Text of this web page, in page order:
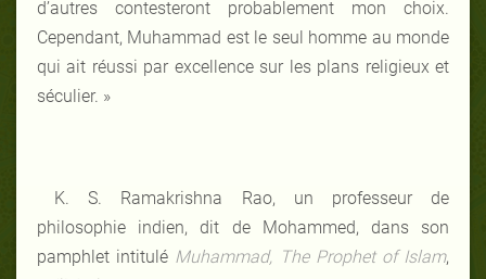
d’autres contesteront probablement mon choix.
Cependant, Muhammad est le seul homme au monde
qui ait réussi par excellence sur les plans religieux et
séculier. »
K. S. Ramakrishna Rao, un professeur de
philosophie indien, dit de Mohammed, dans son
pamphlet intitulé Muhammad, The Prophet of Islam,